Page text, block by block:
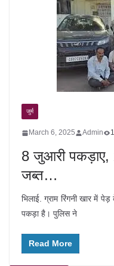
जुर्म
March 6, 2025 Admin
8 जुआरी
जब्त…
भिलाई. ग्राम रिंगनी खार में
पकड़ा है। पुलिस ने
Read More